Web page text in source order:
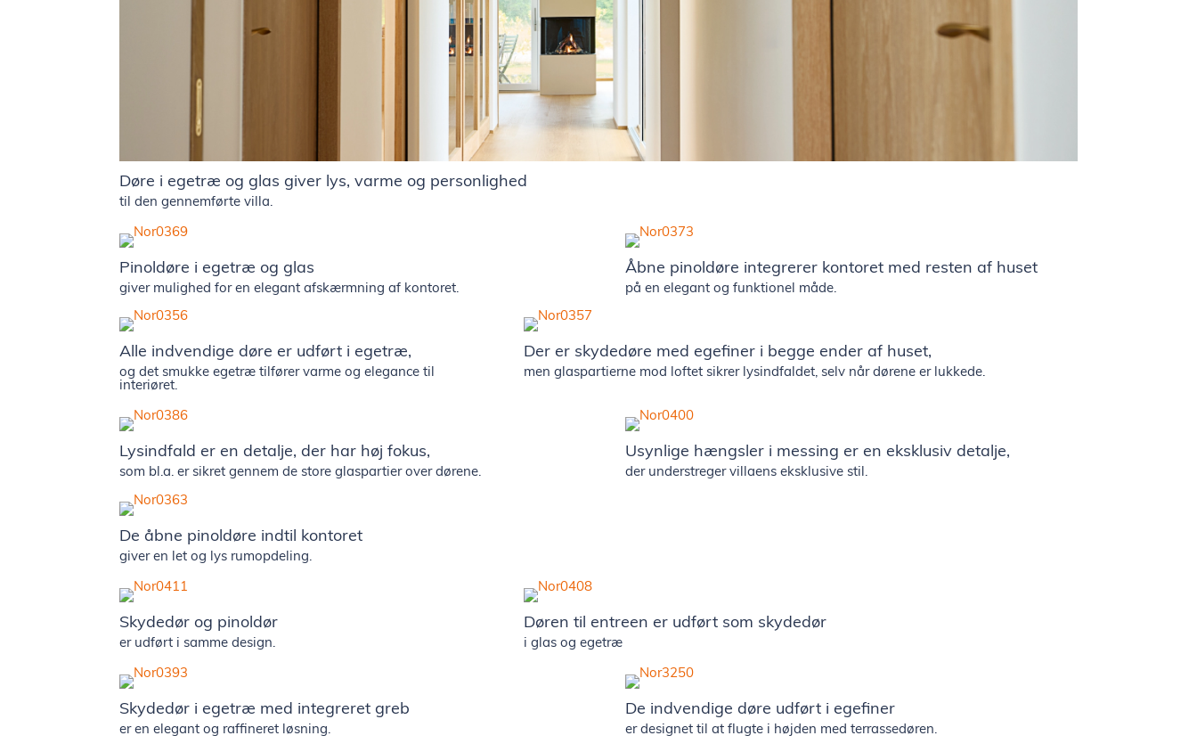
Døre i egetræ og glas giver lys, varme og personlighed
til den gennemførte villa.
Pinoldøre i egetræ og glas
giver mulighed for en elegant afskærmning af kontoret.
Åbne pinoldøre integrerer kontoret med resten af huset
på en elegant og funktionel måde.
Alle indvendige døre er udført i egetræ,
og det smukke egetræ tilfører varme og elegance til
interiøret.
Der er skydedøre med egefiner i begge ender af huset,
men glaspartierne mod loftet sikrer lysindfaldet, selv når dørene er lukkede.
Lysindfald er en detalje, der har høj fokus,
som bl.a. er sikret gennem de store glaspartier over dørene.
Usynlige hængsler i messing er en eksklusiv detalje,
der understreger villaens eksklusive stil.
De åbne pinoldøre indtil kontoret
giver en let og lys rumopdeling.
Skydedør og pinoldør
er udført i samme design.
Døren til entreen er udført som skydedør
i glas og egetræ
Skydedør i egetræ med integreret greb
er en elegant og raffineret løsning.
De indvendige døre udført i egefiner
er designet til at flugte i højden med terrassedøren.